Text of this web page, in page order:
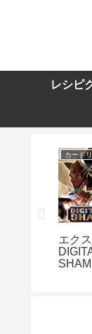
レシピ
カード
エク